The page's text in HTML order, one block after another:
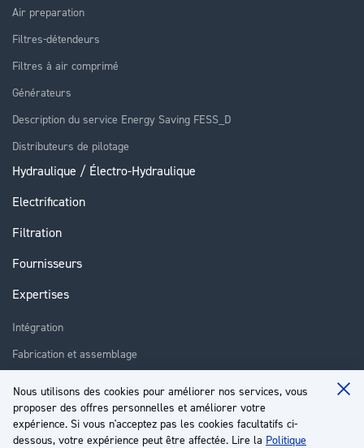
Nous utilisons des cookies pour améliorer nos services, vous
proposer des offres personnelles et améliorer votre
expérience. Si vous n'acceptez pas les cookies facultatifs ci-
dessous, votre expérience peut être affectée. Lire la Politique
Air preparation
Filtres-détendeurs
Filtres à air comprimé
Générateurs
Description du service Energy Saving FESS_D
Distributeurs de pilotage
Hydraulique / Électro-Hydraulique
Electrification
Filtration
Fournisseurs
Expertises
Intégration
Fabrication et assemblage
Réparation
Formation